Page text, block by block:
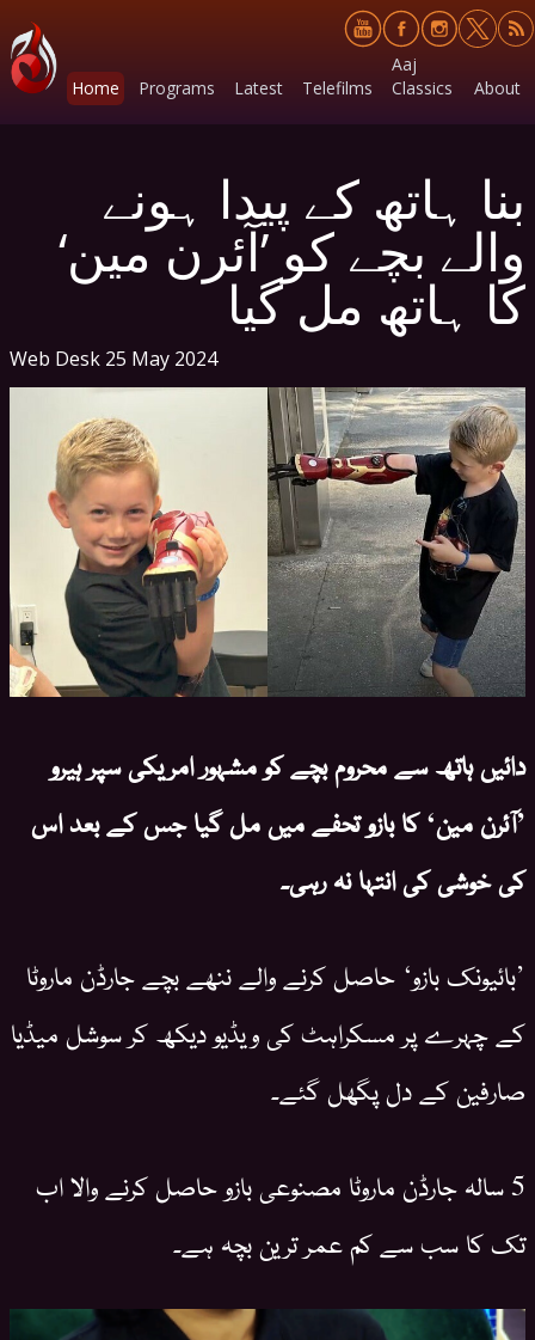
Home Programs Latest Telefilms
Aaj
Classics
About
بنا ہاتھ کے پیدا ہونے
والے بچے کو ’آئرن مین‘
کا ہاتھ مل گیا
Web Desk 25 May 2024
دائیں ہاتھ سے محروم بچے کو مشہور امریکی سپر ہیرو
’آئرن مین‘ کا بازو تحفے میں مل گیا جس کے بعد اس
کی خوشی کی انتہا نہ رہی۔
’بائیونک بازو‘ حاصل کرنے والے ننھے بچے جارڈن ماروٹا
کے چہرے پر مسکراہٹ کی ویڈیو دیکھ کر سوشل میڈیا
صارفین کے دل پگھل گئے۔
5 سالہ جارڈن ماروٹا مصنوعی بازو حاصل کرنے والا اب
تک کا سب سے کم عمر ترین بچہ ہے۔